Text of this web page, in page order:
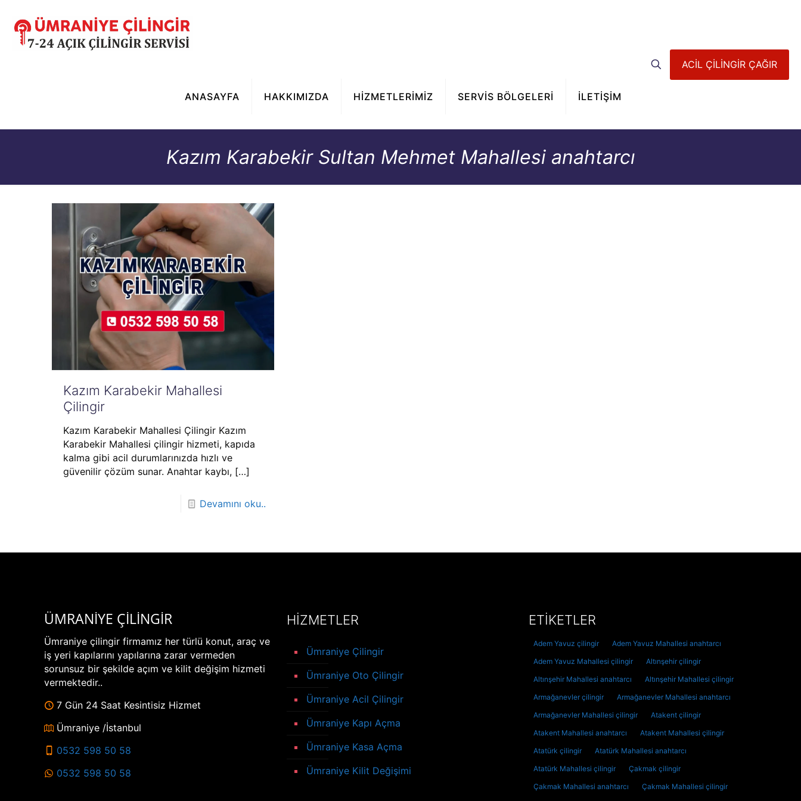
ANASAYFA HAKKIMIZDA HİZMETLERİMİZ SERVİS BÖLGELERİ İLETİŞİM
ACİL ÇİLİNGİR ÇAĞIR
Kazım Karabekir Sultan Mehmet Mahallesi anahtarcı
Kazım Karabekir Mahallesi
Çilingir
Kazım Karabekir Mahallesi Çilingir Kazım
Karabekir Mahallesi çilingir hizmeti, kapıda
kalma gibi acil durumlarınızda hızlı ve
güvenilir çözüm sunar. Anahtar kaybı,[…]
Devamını oku..
ÜMRANİYE ÇİLİNGİR
Ümraniye çilingir firmamız her türlü konut, araç ve
iş yeri kapılarını yapılarına zarar vermeden
sorunsuz bir şekilde açım ve kilit değişim hizmeti
vermektedir..
7 Gün 24 Saat Kesintisiz Hizmet
Ümraniye /İstanbul
0532 598 50 58
0532 598 50 58
HİZMETLER
Ümraniye Çilingir
Ümraniye Oto Çilingir
Ümraniye Acil Çilingir
Ümraniye Kapı Açma
Ümraniye Kasa Açma
Ümraniye Kilit Değişimi
ETİKETLER
Adem Yavuz çilingir
Adem Yavuz Mahallesi anahtarcı
Adem Yavuz Mahallesi çilingir
Altınşehir çilingir
Altınşehir Mahallesi anahtarcı
Altınşehir Mahallesi çilingir
Armağanevler çilingir
Armağanevler Mahallesi anahtarcı
Armağanevler Mahallesi çilingir
Atakent çilingir
Atakent Mahallesi anahtarcı
Atakent Mahallesi çilingir
Atatürk çilingir
Atatürk Mahallesi anahtarcı
Atatürk Mahallesi çilingir
Çakmak çilingir
Çakmak Mahallesi anahtarcı
Çakmak Mahallesi çilingir